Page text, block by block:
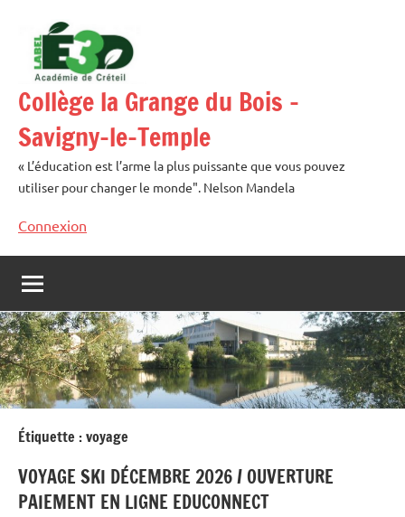
contenu
Collège la Grange du Bois –
Savigny-le-Temple
« L’éducation est l’arme la plus puissante que vous pouvez
utiliser pour changer le monde". Nelson Mandela
Connexion
Étiquette :voyage
VOYAGE SKI DÉCEMBRE 2026 / OUVERTURE
PAIEMENT EN LIGNE EDUCONNECT